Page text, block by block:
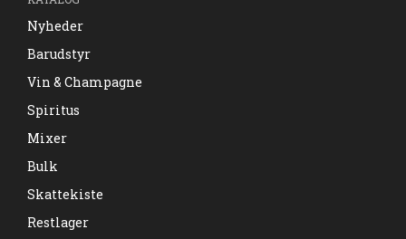
Nyheder
Barudstyr
Vin & Champagne
Spiritus
Mixer
Bulk
Skattekiste
Restlager